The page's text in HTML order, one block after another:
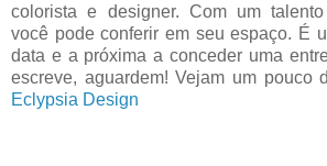
colorista e designer. Com um
você pode conferir em seu espaço. É
data e a próxima a conceder uma
escreve, aguardem! Vejam um pouco
Eclypsia Design